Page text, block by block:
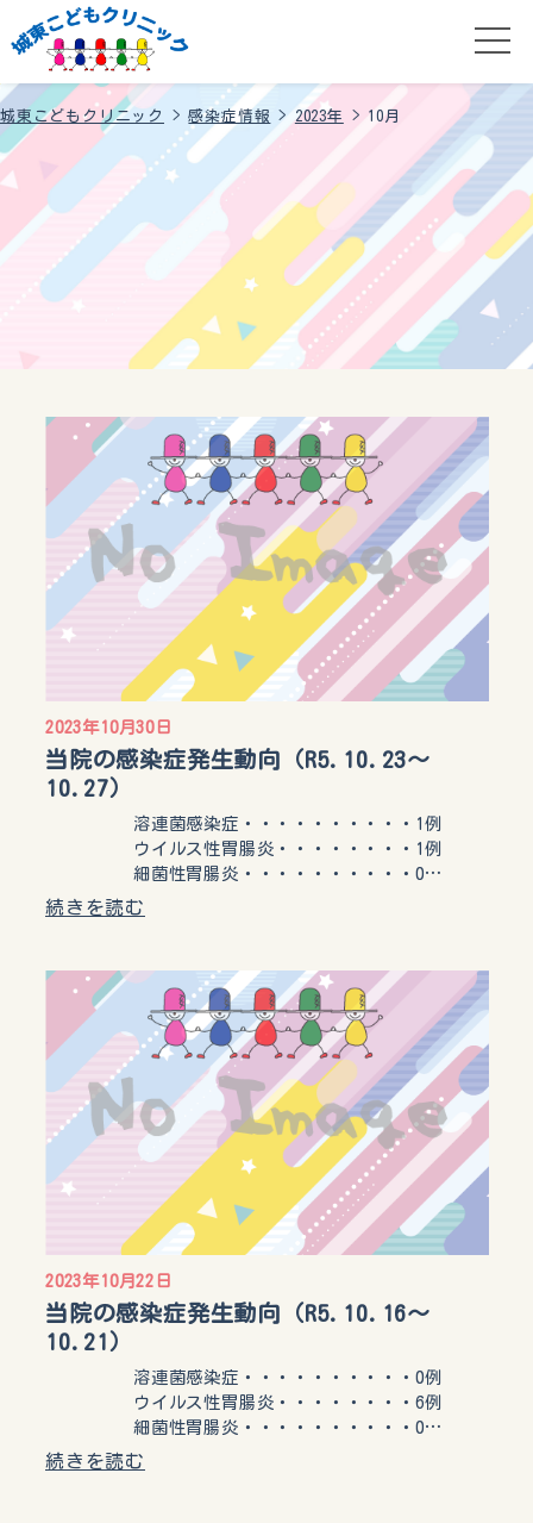
城東こどもクリニック >感染症情報 > 2023年 > 10月
2023年10月30日
当院の感染症発生動向（R5.10.23〜
10.27）
溶連菌感染症・・・・・・・・・・1例
ウイルス性胃腸炎・・・・・・・・1例
細菌性胃腸炎・・・・・・・・・・0…
続きを読む
2023年10月22日
当院の感染症発生動向（R5.10.16〜
10.21）
溶連菌感染症・・・・・・・・・・0例
ウイルス性胃腸炎・・・・・・・・6例
細菌性胃腸炎・・・・・・・・・・0…
続きを読む